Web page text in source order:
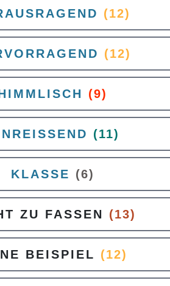
(12)
(12)
(9)
(11)
KLASSE (6)
ZU FASSEN (13)
BEISPIEL (12)